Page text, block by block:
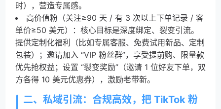
时），营造专属感。
高价值粉（关注≥90 天 / 有 3 次以上下单记录 / 客
单价≥50 美元）：核心目标是深度绑定、裂变引流。
提供定制化福利（比如专属客服、免费试用新品、定制
包装）；邀请加入 “VIP 粉丝群”，享受提前购、限量款
优先抢权益；设置 “裂变奖励”（邀请 1 位好友下单，双
方各得 10 美元优惠券），激励老带新。
二、私域引流：合规高效，把 TikTok 粉